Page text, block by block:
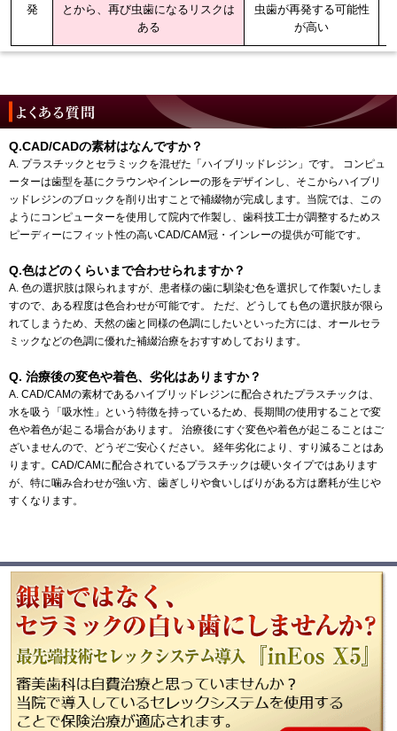
発
とから、再び虫歯になるリスクは
ある
虫歯が再発する可能性
が高い
Q.CAD/CADの素材はなんですか？
A. プラスチックとセラミックを混ぜた「ハイブリッドレジン」です。 コンピュ
ーターは歯型を基にクラウンやインレーの形をデザインし、そこからハイブリ
ッドレジンのブロックを削り出すことで補綴物が完成します。当院では、この
ようにコンピューターを使用して院内で作製し、歯科技工士が調整するためス
ピーディーにフィット性の高いCAD/CAM冠・インレーの提供が可能です。
Q.色はどのくらいまで合わせられますか？
A. 色の選択肢は限られますが、患者様の歯に馴染む色を選択して作製いたしま
すので、ある程度は色合わせが可能です。 ただ、どうしても色の選択肢が限ら
れてしまうため、天然の歯と同様の色調にしたいといった方には、オールセラ
ミックなどの色調に優れた補綴治療をおすすめしております。
Q. 治療後の変色や着色、劣化はありますか？
A. CAD/CAMの素材であるハイブリッドレジンに配合されたプラスチックは、
水を吸う「吸水性」という特徴を持っているため、長期間の使用することで変
色や着色が起こる場合があります。 治療後にすぐ変色や着色が起こることはご
ざいませんので、どうぞご安心ください。 経年劣化により、すり減ることはあ
ります。CAD/CAMに配合されているプラスチックは硬いタイプではあります
が、特に噛み合わせが強い方、歯ぎしりや食いしばりがある方は磨耗が生じや
すくなります。